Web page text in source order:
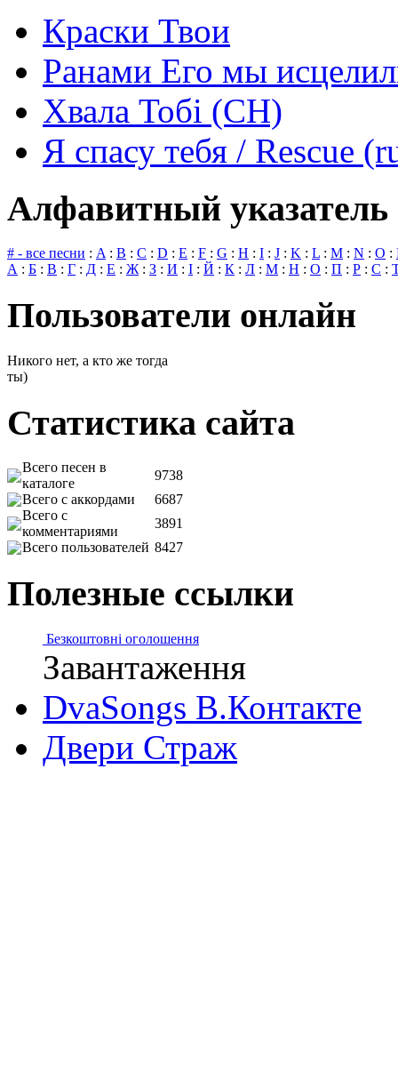
Краски Твои
Ранами Его мы
Хвала Тобі (СН)
Я спасу тебя / Rescue
Алфавитный указатель
# - все песни : A : B : C : D : E : F : G : H : I : J : K : L : M : N : O :
А : Б : В : Г : Д : Е : Ж : З : И : І : Й : К : Л : М : Н : О : П : Р : С :
Пользователи онлайн
Никого нет, а кто же тогда
ты)
Статистика сайта
Всего песен в
каталоге
9738
Всего с аккордами
6687
Всего с
комментариями
3891
Всего пользователей 8427
Полезные ссылки
Безкоштовні оголошення
Завантаження
DvaSongs В.Контакте
Двери Страж